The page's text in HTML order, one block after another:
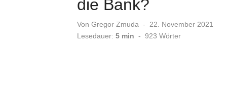
die Bank?
Von Gregor Zmuda
Veröffentlicht
am
22. November 2021
Lesedauer: 5 min - 923 Wörter